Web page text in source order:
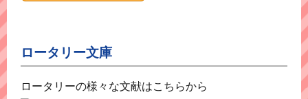
ロータリー文庫
ロータリーの様々な文献はこちらから